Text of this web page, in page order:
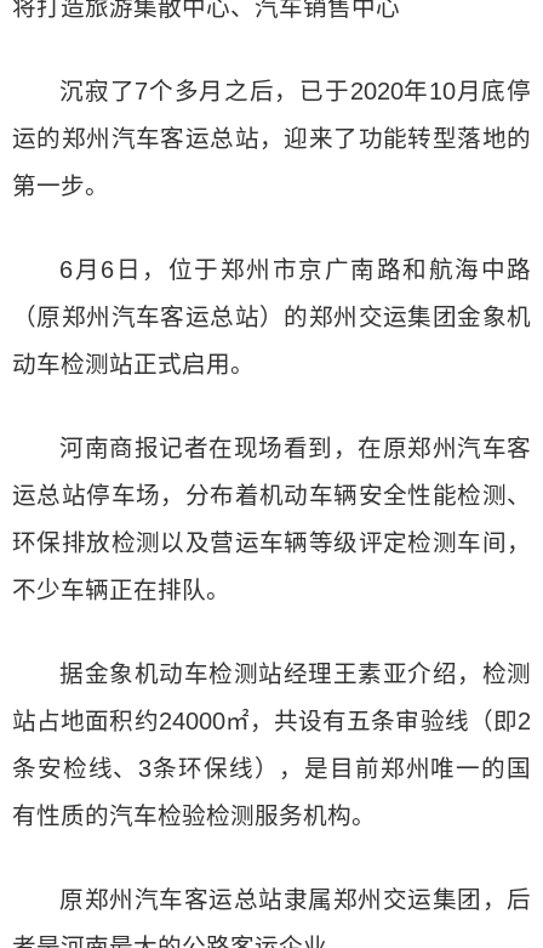
将打造旅游集散中心、汽车销售中心
沉寂了7个多月之后，已于2020年10月底停
运的郑州汽车客运总站，迎来了功能转型落地的
第一步。
6月6日，位于郑州市京广南路和航海中路
（原郑州汽车客运总站）的郑州交运集团金象机
动车检测站正式启用。
河南商报记者在现场看到，在原郑州汽车客
运总站停车场，分布着机动车辆安全性能检测、
环保排放检测以及营运车辆等级评定检测车间，
不少车辆正在排队。
据金象机动车检测站经理王素亚介绍，检测
站占地面积约24000㎡，共设有五条审验线（即2
条安检线、3条环保线），是目前郑州唯一的国
有性质的汽车检验检测服务机构。
原郑州汽车客运总站隶属郑州交运集团，后